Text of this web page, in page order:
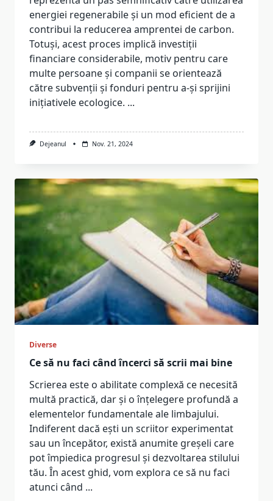
energiei regenerabile și un mod eficient de a
contribui la reducerea amprentei de carbon.
Totuși, acest proces implică investiții
financiare considerabile, motiv pentru care
multe persoane și companii se orientează
către subvenții și fonduri pentru a-și sprijini
inițiativele ecologice. ...
Dejeanul Nov. 21, 2024
Diverse
Ce să nu faci când încerci să scrii mai bine
Scrierea este o abilitate complexă ce necesită
multă practică, dar și o înțelegere profundă a
elementelor fundamentale ale limbajului.
Indiferent dacă ești un scriitor experimentat
sau un începător, există anumite greșeli care
pot împiedica progresul și dezvoltarea stilului
tău. În acest ghid, vom explora ce să nu faci
atunci când ...